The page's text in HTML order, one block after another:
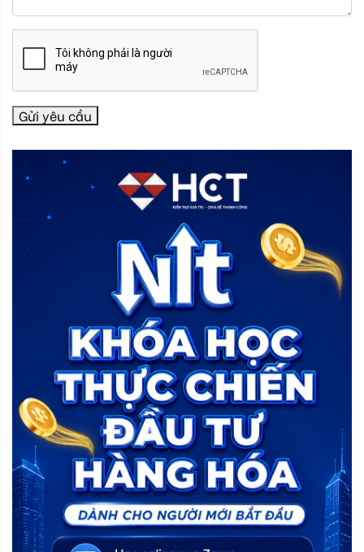
Gửi yêu cầu